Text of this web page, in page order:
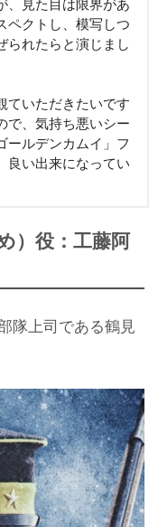
ペクトし、模写しつ
られたらと演じまし
ていただきたいです
で、気持ち悪いシー
ールデンカムイ」フ
良い出来になってい
）役：工藤阿
隊上司である鶴見